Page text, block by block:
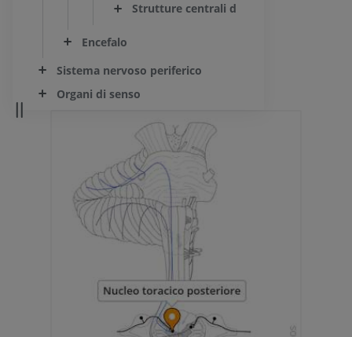
Strutture centrali del midollo spinale
Encefalo
Sistema nervoso periferico
Organi di senso